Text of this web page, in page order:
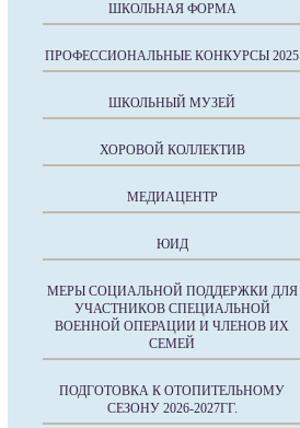
ШКОЛЬНАЯ ФОРМА
ПРОФЕССИОНАЛЬНЫЕ КОНКУРСЫ 2025
ШКОЛЬНЫЙ МУЗЕЙ
ХОРОВОЙ КОЛЛЕКТИВ
МЕДИАЦЕНТР
ЮИД
МЕРЫ СОЦИАЛЬНОЙ ПОДДЕРЖКИ ДЛЯ
УЧАСТНИКОВ СПЕЦИАЛЬНОЙ
ВОЕННОЙ ОПЕРАЦИИ И ЧЛЕНОВ ИХ
СЕМЕЙ
ПОДГОТОВКА К ОТОПИТЕЛЬНОМУ
СЕЗОНУ 2026-2027ГГ.